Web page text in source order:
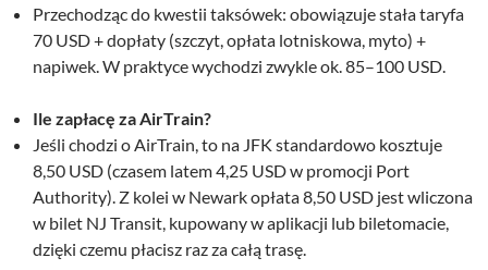
Przechodząc do kwestii taksówek: obowiązuje stała taryfa
70 USD + dopłaty (szczyt, opłata lotniskowa, myto) +
napiwek. W praktyce wychodzi zwykle ok. 85–100 USD.
Ile zapłacę za AirTrain?
Jeśli chodzi o AirTrain, to na JFK standardowo kosztuje
8,50 USD (czasem latem 4,25 USD w promocji Port
Authority). Z kolei w Newark opłata 8,50 USD jest wliczona
w bilet NJ Transit, kupowany w aplikacji lub biletomacie,
dzięki czemu płacisz raz za całą trasę.